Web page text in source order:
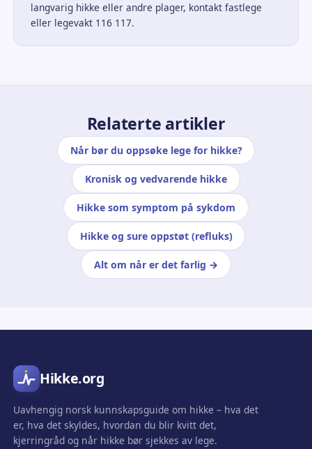
langvarig hikke eller andre plager, kontakt fastlege
eller legevakt 116 117.
Relaterte artikler
Når bør du oppsøke lege for hikke?
Kronisk og vedvarende hikke
Hikke som symptom på sykdom
Hikke og sure oppstøt (refluks)
Alt om når er det farlig →
Hikke.org
Uavhengig norsk kunnskapsguide om hikke – hva det
er, hva det skyldes, hvordan du blir kvitt det,
kjerringråd og når hikke bør sjekkes av lege.